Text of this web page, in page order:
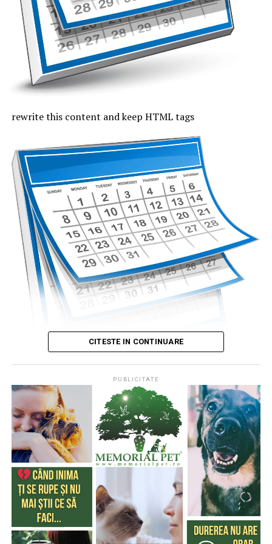
slab și moderat.
Joi, cu excepția zonei de coastă, vremea va fi caniculară,
indicele temperatură-umezeală va depăși pe arii extinse
pragul critic de 80 de unități, iar temperaturile maxime
se vor încadra între 33 și 37 de grade, mai coborâte pe
litoral, unde vor fi 30 de grade. Noaptea, valorile termice
mult moderat și după-amiază vor fi posibile averse slabe.
Vineri, valorile termice nu mai trec de pragul caniculei,
la malul mării vor fi 33 de grade și minimele nocturne se
mențin între 19 și 24 de grade. Cerul va avea înnorări
temporare după-amiaza, când local vor fi averse slabe,
însoțite de fenomene electrice și intensificări de vânt.
rewrite this content and keep HTML tags
Publicat deCodrin RAITA,
4 august 2026, 05:00
S-a întâmplat într-o zi de 4 august
* Cu 333 de ani în urmă (1693), la această dată, monahul
francez, Dom Pérignon, degusta spuma unei băuturi
produse de el din vinul foarte acid de Champagne (o
regiune din nordul Franţei), băutură care a devenit
extrem de cunoscută şi i-a purtat numele
CITESTE IN CONTINUARE
PUBLICITATE